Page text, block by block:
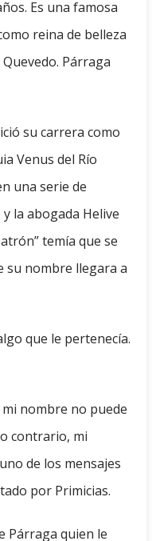
Es una famosa
reina de belleza
Párraga
su carrera como
Venus del Río
una serie de
la abogada Helive
temía que se
su nombre llegara a
que le pertenecía.
nombre no puede
contrario, mi
de los mensajes
por Primicias.
Párraga quien le